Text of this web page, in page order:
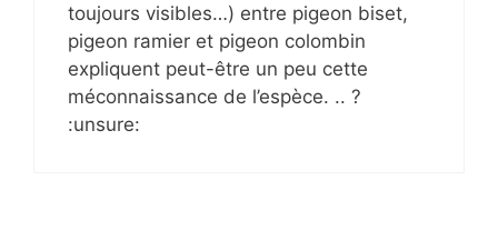
toujours visibles…) entre pigeon biset,
pigeon ramier et pigeon colombin
expliquent peut-être un peu cette
méconnaissance de l’espèce. .. ?
:unsure: